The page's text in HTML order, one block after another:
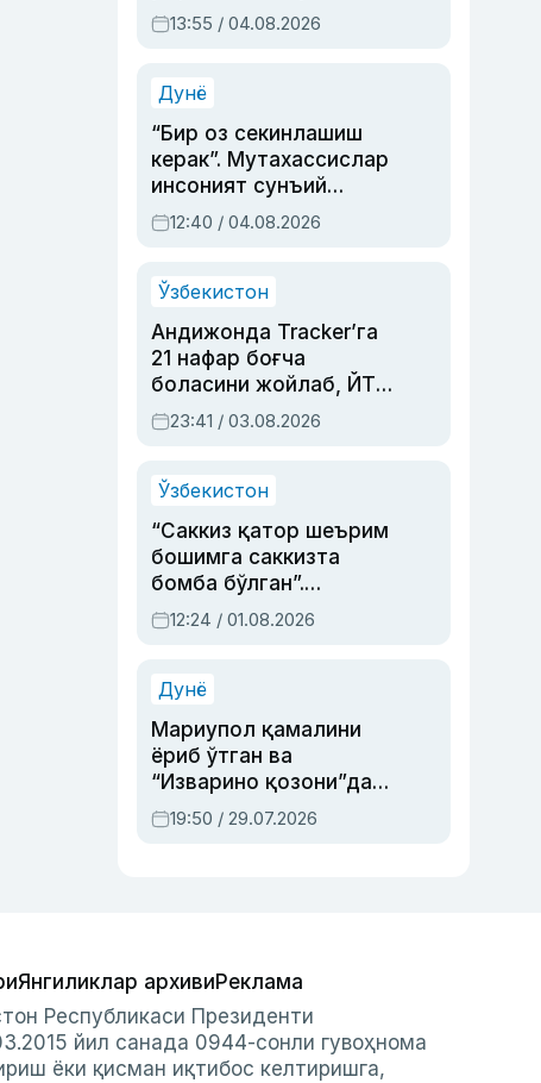
актриса ва дубльяж
устаси Римма
синовларга тўла ҳаёти
13:55 / 04.08.2026
Дунё
“Бир оз секинлашиш
керак”. Мутахассислар
инсоният сунъий
интеллектни бошқара
олмай қолишидан
12:40 / 04.08.2026
Ўзбекистон
Андижонда Tracker’га
21 нафар боғча
боласини жойлаб, ЙТҲ
содир этган аёлга суд
ҳукми ўқилди
23:41 / 03.08.2026
Ўзбекистон
“Саккиз қатор шеърим
бошимга саккизта
бомба бўлган”.
Абдулла Ориповни
сиёсий айбловлардан
12:24 / 01.08.2026
Дунё
Мариупол қамалини
ёриб ўтган ва
“Изварино қозони”дан
чиққан қаҳрамон —
Украина армияси бош
19:50 / 29.07.2026
Янгиликлар архивиРеклама
Республикаси Президенти
йил санада 0944-сонли гувоҳнома
ёки қисман иқтибос келтиришга,